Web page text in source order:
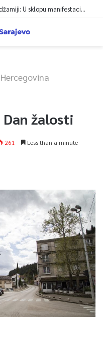
Dova za domovinu i zikir u Ratnoj džamiji: U sklopu manifestacije „Odbrana BiH – Igman 2026“ odana počast herojima
žalosti
261 Less than a minute